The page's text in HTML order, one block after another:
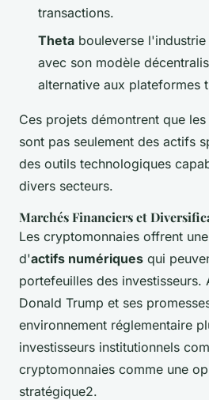
transactions.
Theta bouleverse
avec son modèle
alternative aux plateformes
Ces projets démontrent que
sont pas seulement des actifs
des outils technologiques
divers secteurs.
Marchés Financiers et
Les cryptomonnaies offrent
d'actifs numériques qui
portefeuilles des investisseurs.
Donald Trump et ses
environnement réglementaire
investisseurs institutionnels
cryptomonnaies comme une
stratégique2.